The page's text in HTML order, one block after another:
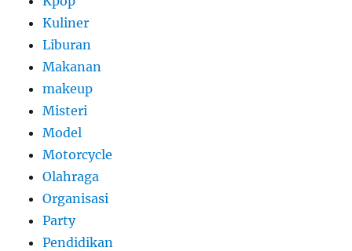
Kuliner
Liburan
Makanan
makeup
Misteri
Model
Motorcycle
Olahraga
Organisasi
Party
Pendidikan